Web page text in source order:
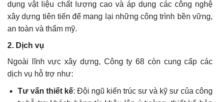
dụng vật liệu chất lượng cao và áp dụng các công nghệ
xây dựng tiên tiến để mang lại những công trình bền vững,
an toàn và thẩm mỹ.
2. Dịch vụ
Ngoài lĩnh vực xây dựng, Công ty 68 còn cung cấp các
dịch vụ hỗ trợ như:
Tư vấn thiết kế: Đội ngũ kiến trúc sư và kỹ sư của công